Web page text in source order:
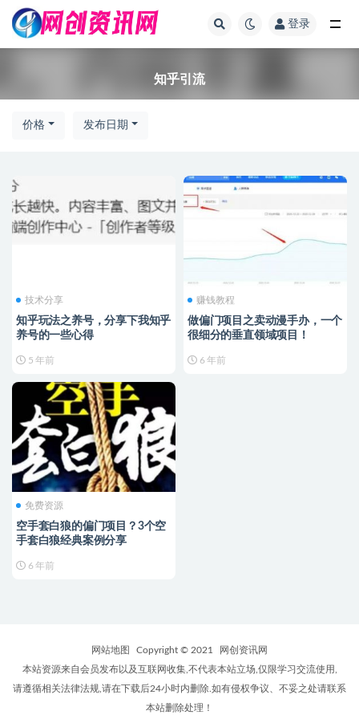
登录
知乎引流
价格 发布日期
技术分享
知乎玩法之养号，分享下我知乎
养号的一些心得
5 年前
赚钱教程
做偏门项目之卖动漫手办，一个
很细分的垂直领域项目！
6 年前
免费资源
空手套白狼的偏门项目？3个空
手套白狼经典案例分享
6 年前
网站地图 Copyright © 2021
网创资讯网
本站资源来自会员发布以及互联网收集,不代表本站立场,仅限学习交流使用,
请遵循相关法律法规,请在下载后24小时内删除.如有侵权争议、不妥之处请联系
本站删除处理！